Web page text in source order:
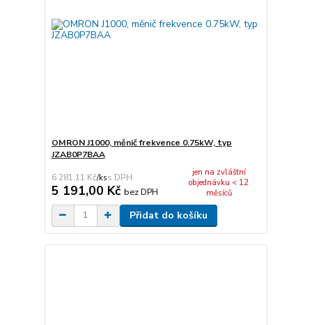
OMRON J1000, měnič frekvence 0.75kW, typ
JZAB0P7BAA
6 281,11 Kč/ks
5 191,00 Kč bez DPH
jen na zvláštní
objednávku < 12
měsíců
Přidat do košíku